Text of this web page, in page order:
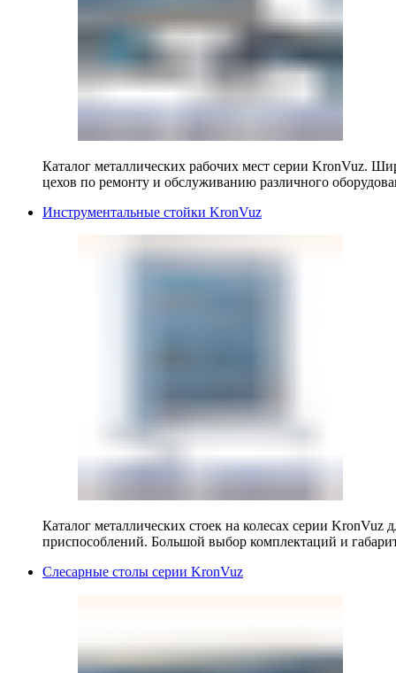
Каталог металлических рабочих мест серии KronVuz.
цехов по ремонту и обслуживанию различного
Инструментальные стойки KronVuz
Каталог металлических стоек на колесах серии KronVuz
приспособлений. Большой выбор комплектаций и
Слесарные столы серии KronVuz